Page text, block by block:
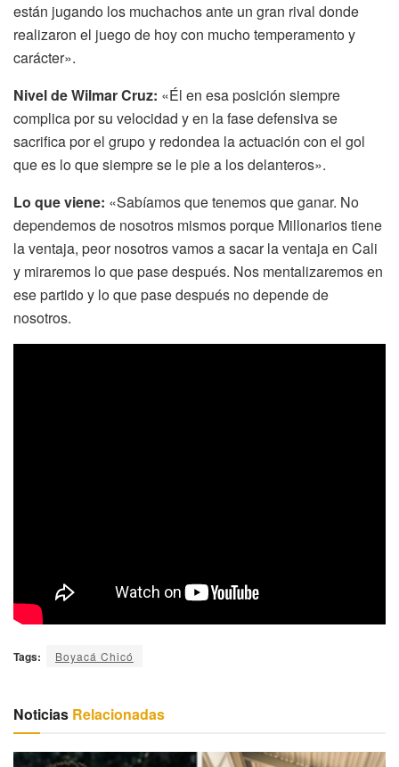
están jugando los muchachos ante un gran rival donde
realizaron el juego de hoy con mucho temperamento y
carácter».
Nivel de Wilmar Cruz: «Él en esa posición siempre
complica por su velocidad y en la fase defensiva se
sacrifica por el grupo y redondea la actuación con el gol
que es lo que siempre se le pie a los delanteros».
Lo que viene: «Sabíamos que tenemos que ganar. No
dependemos de nosotros mismos porque Millonarios tiene
la ventaja, peor nosotros vamos a sacar la ventaja en Cali
y miraremos lo que pase después. Nos mentalizaremos en
ese partido y lo que pase después no depende de
nosotros.
Tags: Boyacá Chicó
Noticias Relacionadas